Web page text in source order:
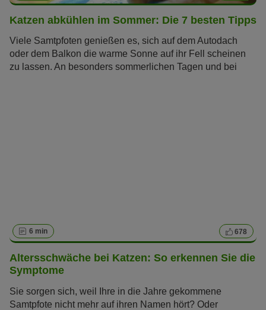
Katzen abkühlen im Sommer: Die 7 besten Tipps
Viele Samtpfoten genießen es, sich auf dem Autodach
oder dem Balkon die warme Sonne auf ihr Fell scheinen
zu lassen. An besonders sommerlichen Tagen und bei
6 min 678
Altersschwäche bei Katzen: So erkennen Sie die
Symptome
Sie sorgen sich, weil Ihre in die Jahre gekommene
Samtpfote nicht mehr auf ihren Namen hört? Oder